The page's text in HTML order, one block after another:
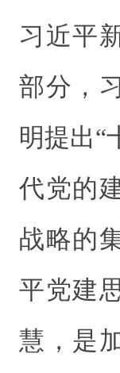
习近平
部分，
明提出“
代党的
战略的
平党建
慧，是